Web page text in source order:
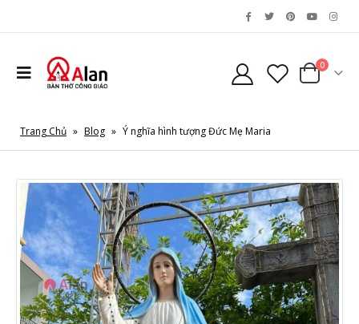
0
Trang Chủ » Blog » Ý nghĩa hình tượng Đức Mẹ Maria